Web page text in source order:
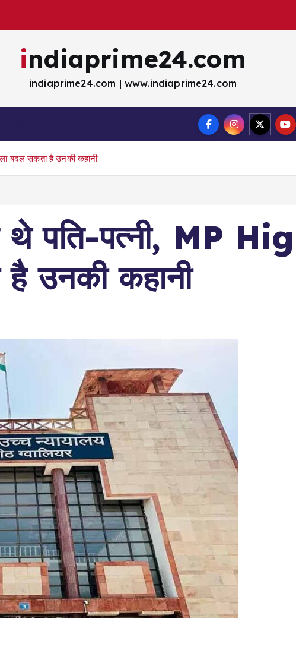
indiaprime24.com
indiaprime24.com | www.indiaprime24.com
बदल सकता है उनकी कहानी
थे पति-पत्नी, MP
उनकी कहानी